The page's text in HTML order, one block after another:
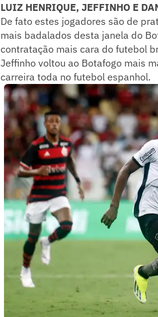
LUIZ HENRIQUE, JEFFINHO E
De fato estes jogadores são de
mais badalados desta janela do
contratação mais cara do futebol
Jeffinho voltou ao Botafogo mais
carreira toda no futebol espanhol.